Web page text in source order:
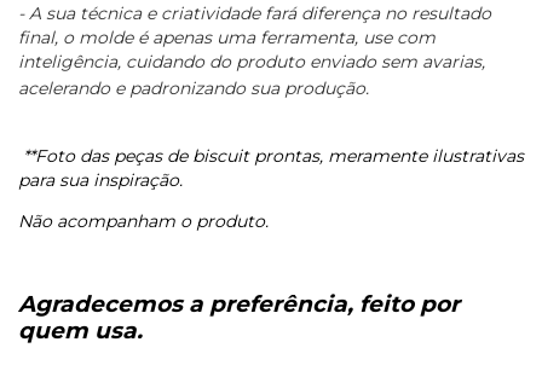
- A sua técnica e criatividade fará diferença no resultado
final, o molde é apenas uma ferramenta, use com
inteligência, cuidando do produto enviado sem avarias,
acelerando e padronizando sua produção.
**Foto das peças de biscuit prontas, meramente ilustrativas
para sua inspiração.
Não acompanham o produto.
Agradecemos a preferência, feito por
quem usa.